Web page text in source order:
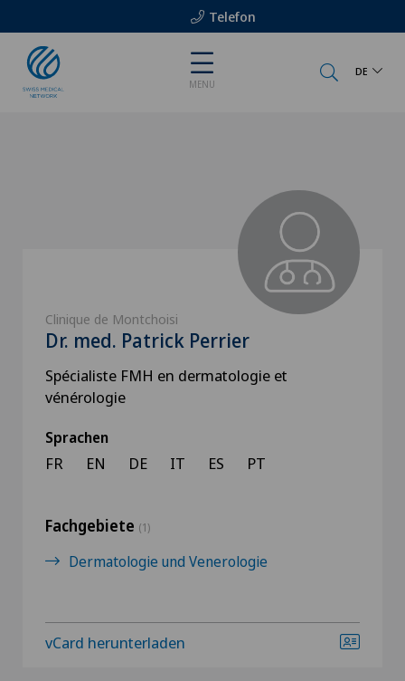
Telefon
MENU
DE
Clinique de Montchoisi
Dr. med. Patrick Perrier
Spécialiste FMH en dermatologie et
vénérologie
Sprachen
FR EN DE IT ES PT
Fachgebiete (1)
Dermatologie und Venerologie
vCard herunterladen